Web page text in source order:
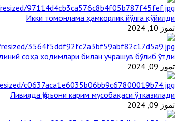
Икки томонлама ҳамкорлик йўлга қўйилди
تموز 10, 2024
соҳа ходимлари билан учрашув бўлиб ўтди
تموز 09, 2024
Ливияда Қуръони карим мусобақаси ўтказилади
تموز 09, 2024